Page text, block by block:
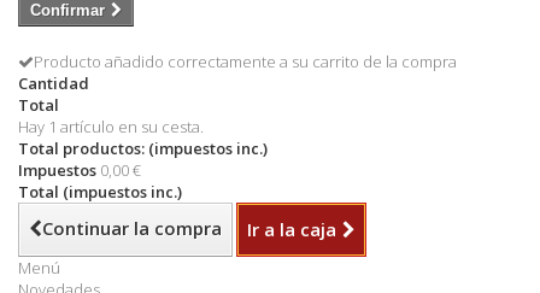
Confirmar
Producto añadido correctamente a su carrito de la compra
Cantidad
Total
Hay 1 artículo en su cesta.
Total productos: (impuestos inc.)
Impuestos 0,00 €
Total (impuestos inc.)
Continuar la compra Ir a la caja
Menú